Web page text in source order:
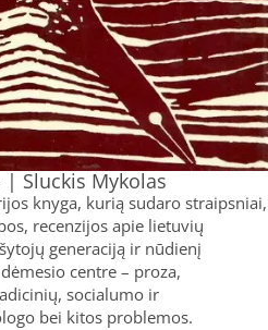
| Sluckis Mykolas
knyga, kurią sudaro straipsniai,
recenzijos apie lietuvių
generaciją ir nūdienį
centre – proza,
socialumo ir
bei kitos problemos.